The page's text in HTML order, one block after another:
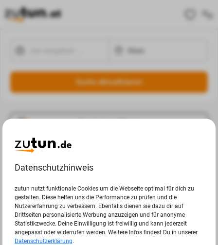
Suche aktualisieren
Jobangebote
Deine Suchanfrage in Wien ergab leider keine Ergebnisse.
Datenschutzhinweis
zutun nutzt funktionale Cookies um die Webseite optimal für dich zu
gestalten. Diese helfen uns die Performance zu prüfen und die
Nutzererfahrung zu verbessern. Ebenfalls dienen sie dazu dir auf
Drittseiten personalisierte Werbung anzuzeigen und für anonyme
Statistikzwecke. Deine Einwilligung ist freiwillig und kann jederzeit
angepasst oder widerrufen werden. Weitere Infos findest Du in unserer
Datenschutzerklärung.